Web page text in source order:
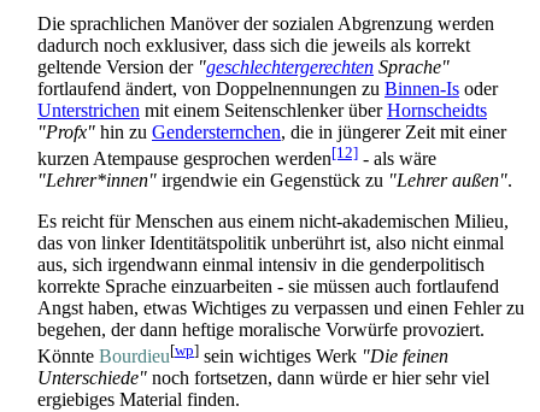
Die sprachlichen Manöver der sozialen Abgrenzung werden
dadurch noch exklusiver, dass sich die jeweils als korrekt
geltende Version der "geschlechter­gerechten Sprache"
fortlaufend ändert, von Doppel­nennungen zu Binnen-Is oder
Unterstrichen mit einem Seiten­schlenker überHornscheidts
"Profx" hin zu Gendersternchen, die in jüngerer Zeit mit einer
kurzen Atempause gesprochen werden[12] - als wäre
"Lehrer*innen" irgendwie ein Gegenstück zu "Lehrer außen".
Es reicht für Menschen aus einem nicht-akademischen Milieu,
das von linker Identitäts­politik unberührt ist, also nicht einmal
aus, sich irgendwann einmal intensiv in die gender­politisch
korrekte Sprache einzuarbeiten - sie müssen auch fortlaufend
Angst haben, etwas Wichtiges zu verpassen und einen Fehler zu
begehen, der dann heftige moralische Vorwürfe provoziert.
Könnte Bourdieu[wp] sein wichtiges Werk "Die feinen
Unterschiede" noch fortsetzen, dann würde er hier sehr viel
ergiebiges Material finden.